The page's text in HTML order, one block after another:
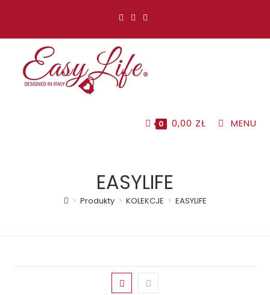
0 0,00 ZŁ MENU
EASYLIFE
> Produkty > KOLEKCJE > EASYLIFE